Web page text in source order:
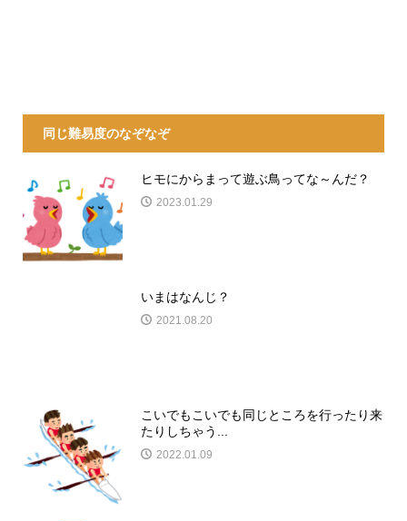
同じ難易度のなぞなぞ
ヒモにからまって遊ぶ鳥ってな～んだ？
2023.01.29
いまはなんじ？
2021.08.20
こいでもこいでも同じところを行ったり来
たりしちゃう...
2022.01.09